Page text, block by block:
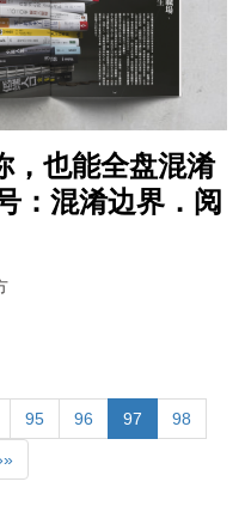
，也能全盘混淆
：混淆边界．阅
95 96 97 98